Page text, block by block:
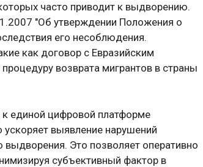
часто приводит к выдворению.
"Об утверждении Положения о
его несоблюдения.
как договор с Евразийским
возврата мигрантов в страны
единой цифровой платформе
выявление нарушений
выдворения. Это позволяет оперативно
субъективный фактор в